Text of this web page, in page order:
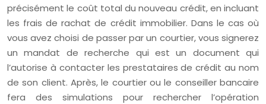
précisément le coût total du nouveau crédit, en incluant
les frais de rachat de crédit immobilier. Dans le cas où
vous avez choisi de passer par un courtier, vous signerez
un mandat de recherche qui est un document qui
l’autorise à contacter les prestataires de crédit au nom
de son client. Après, le courtier ou le conseiller bancaire
fera des simulations pour rechercher l’opération